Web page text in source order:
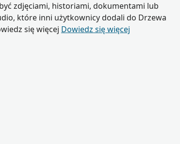
zdjęciami, historiami, dokumentami lub
które inni użytkownicy dodali do Drzewa
się więcej Dowiedz się więcej